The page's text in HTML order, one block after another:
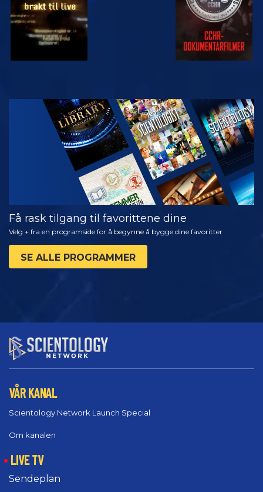
SE
UTFORSK
SERIEN
Få rask tilgang til favorittene dine
Velg + fra en programside for å begynne å bygge dine favoritter
SE ALLE PROGRAMMER
VÅR KANAL
Scientology Network Launch Special
Om kanalen
LIVE TV
Sendeplan